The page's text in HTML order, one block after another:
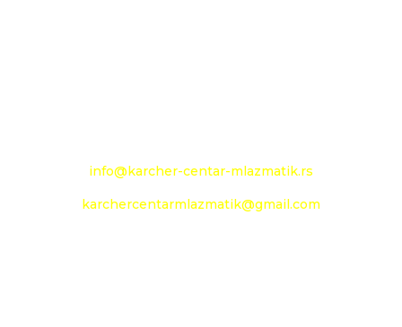
info@karcher-centar-mlazmatik.rs
karchercentarmlazmatik@gmail.com